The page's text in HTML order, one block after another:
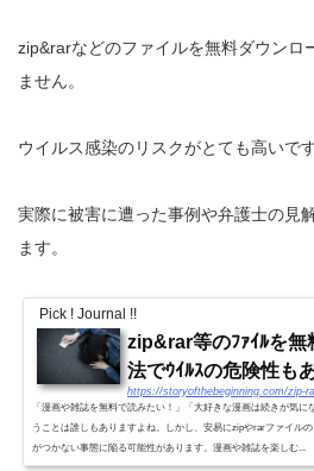
zip&rarなどのファイルを無料ダウンロ
ません。
ウイルス感染のリスクがとても高いです
実際に被害に遭った事例や弁護士の見
ます。
Pick ! Journal !!
zip&rar等のﾌｧｲﾙを無
法でｳｲﾙｽの危険性も
https://storyofthebeginning.com/zip-
「漫画や雑誌を無料で読みたい！」「大好きな漫画は続きが気
うことは誰しもありますよね。しかし、安易にzipやrarファイル
がつかない事態に陥る可能性があります。漫画や雑誌を楽しむ...